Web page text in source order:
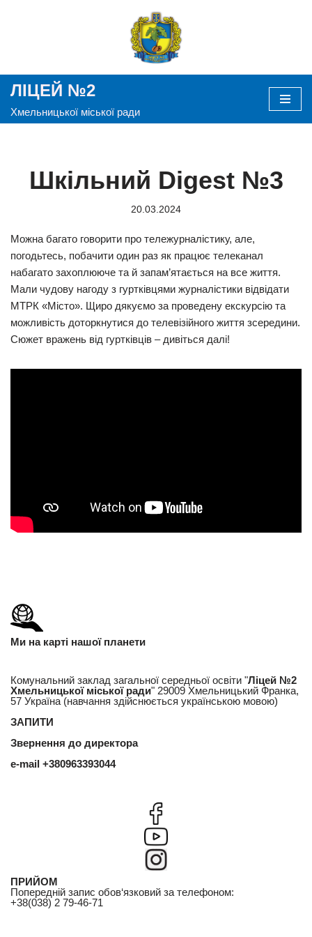
ЛІЦЕЙ №2
Хмельницької міської ради
Шкільний Digest №3
20.03.2024
Можна багато говорити про тележурналістику, але,
погодьтесь, побачити один раз як працює телеканал
набагато захоплююче та й запам’ятається на все життя.
Мали чудову нагоду з гуртківцями журналістики відвідати
МТРК «Місто». Щиро дякуємо за проведену екскурсію та
можливість доторкнутися до телевізійного життя зсередини.
Сюжет вражень від гуртківців – дивіться далі!
Ми на карті нашої планети
Комунальний заклад загальної середньої освіти "Ліцей №2
Хмельницької міської ради" 29009 Хмельницький Франка,
57 Україна (навчання здійснюється українською мовою)
ЗАПИТИ
Звернення до директора
e-mail +380963393044
ПРИЙОМ
Попередній запис обов‘язковий за телефоном:
+38(038) 2 79-46-71